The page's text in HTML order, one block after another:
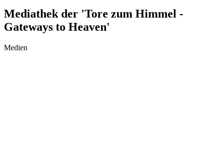
Mediathek der 'Tore zum Himmel -
Gateways to Heaven'
Medien